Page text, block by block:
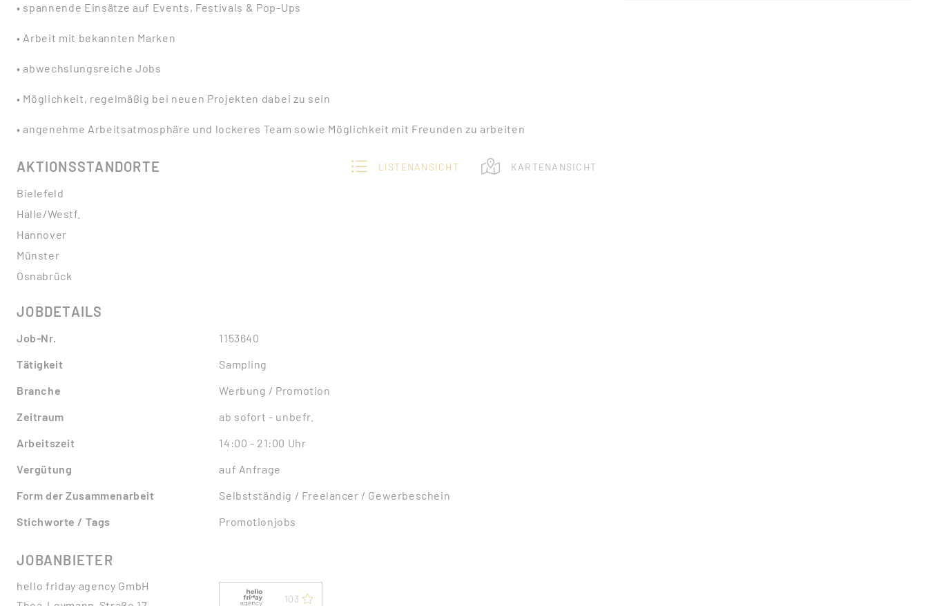
• spannende Einsätze auf Events, Festivals & Pop-Ups
• Arbeit mit bekannten Marken
• abwechslungsreiche Jobs
• Möglichkeit, regelmäßig bei neuen Projekten dabei zu sein
• angenehme Arbeitsatmosphäre und lockeres Team sowie Möglichkeit mit Freunden zu arbeiten
AKTIONSSTANDORTE LISTENANSICHT KARTENANSICHT
Bielefeld
Halle/Westf.
Hannover
Münster
Osnabrück
JOBDETAILS
Job-Nr.
1153640
Tätigkeit
Sampling
Branche
Werbung / Promotion
Zeitraum
ab sofort - unbefr.
Arbeitszeit
14:00 - 21:00 Uhr
Vergütung
auf Anfrage
Form der Zusammenarbeit
Selbstständig / Freelancer / Gewerbeschein
Stichworte / Tags
Promotionjobs
JOBANBIETER
hello friday agency GmbH
103